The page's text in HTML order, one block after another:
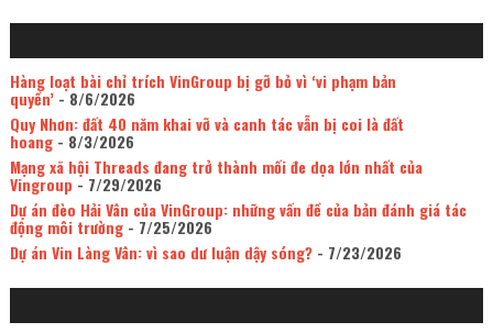
Hàng loạt bài chỉ trích VinGroup bị gỡ bỏ vì ‘vi phạm bản
quyền’- 8/6/2026
Quy Nhơn: đất 40 năm khai vỡ và canh tác vẫn bị coi là đất
hoang- 8/3/2026
Mạng xã hội Threads đang trở thành mối đe dọa lớn nhất của
Vingroup - 7/29/2026
Dự án đèo Hải Vân của VinGroup: những vấn đề của bản đánh giá tác
động môi trường- 7/25/2026
Dự án Vin Làng Vân: vì sao dư luận dậy sóng?- 7/23/2026